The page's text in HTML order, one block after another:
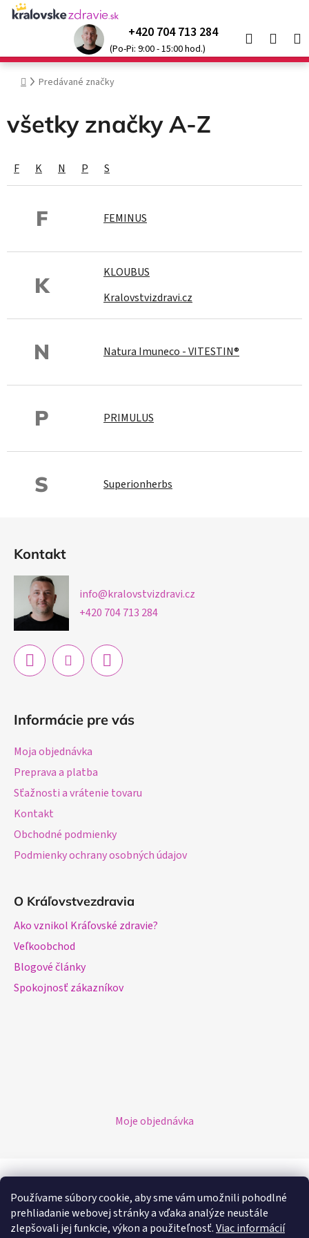
Používame súbory cookie, aby sme vám umožnili pohodlné
prehliadanie webovej stránky a vďaka analýze neustále
zlepšovali jej funkcie, výkon a použiteľnosť.Viac informácií
Prejsť
Kráľovské produkty sozľavou až 52 % 🌞
+420 704 713 284
(Po-Pi: 9:00 - 15:00 hod.)
Hľadať
Domov
Predávané značky
všetky značky A-Z
F K N P S
F FEMINUS
K
KLOUBUS
Kralovstvizdravi.cz
N Natura Imuneco - VITESTIN®
P PRIMULUS
S Superionherbs
Kontakt
info@kralovstvizdravi.cz
+420 704 713 284
Informácie pre vás
Moja objednávka
Preprava a platba
Sťažnosti a vrátenie tovaru
Kontakt
Obchodné podmienky
Podmienky ochrany osobných údajov
O Kráľovstvezdravia
Ako vznikol Kráľovské zdravie?
Veľkoobchod
Blogové články
Spokojnosť zákazníkov
Moje objednávka
Možnosti dopravy